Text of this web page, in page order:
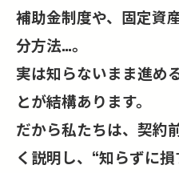
補助金制度や、固定資
分方法…。
実は知らないまま進め
とが結構あります。
だから私たちは、契約
く説明し、“知らずに